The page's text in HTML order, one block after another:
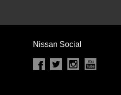
Nissan Social